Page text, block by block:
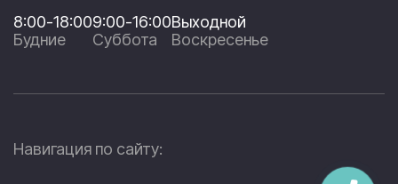
8:00-18:00
Будние
9:00-16:00
Суббота
Выходной
Воскресенье
Навигация по сайту: